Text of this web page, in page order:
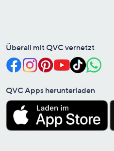
Überall mit QVC vernetzt
QVC Apps herunterladen